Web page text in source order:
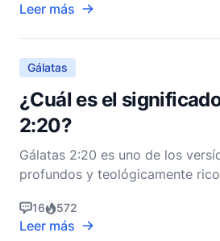
Leer más
Gálatas
¿Cuál es el
2:20?
Gálatas 2:20 es uno de los
profundos y teológicamente
ya no vivo yo, sino que Cristo
que ahora vivo en el cuerpo, la
16 572
Leer más